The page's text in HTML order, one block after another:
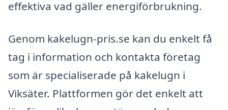
effektiva vad gäller energiförbrukning.
Genom kakelugn-pris.se kan du enkelt få
tag i information och kontakta företag
som är specialiserade på kakelugn i
Viksäter. Plattformen gör det enkelt att